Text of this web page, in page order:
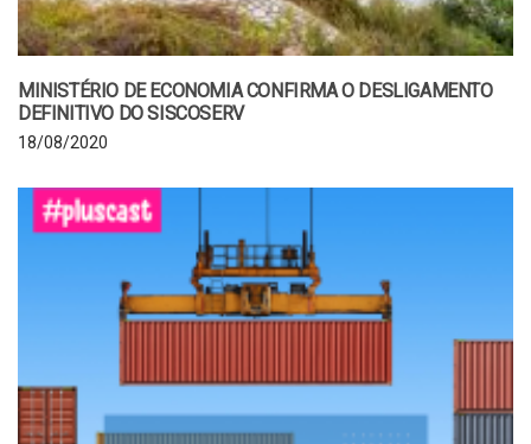
MINISTÉRIO DE ECONOMIA CONFIRMA O DESLIGAMENTO
DEFINITIVO DO SISCOSERV
18/08/2020